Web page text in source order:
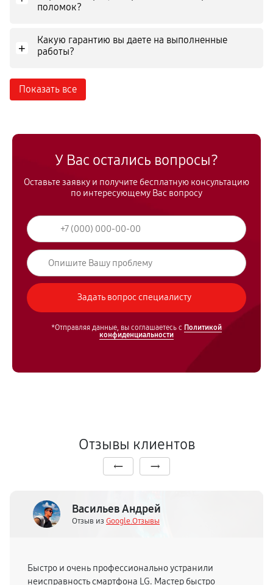
поломок?
+
Какую гарантию вы даете на выполненные
работы?
Показать все
У Вас остались вопросы?
Оставьте заявку и получите бесплатную консультацию
по интересующему Вас вопросу
*Отправляя данные, вы соглашаетесь с Политикой
конфиденциальности
Отзывы клиентов
Васильев Андрей
Отзыв из Google.Отзывы
Быстро и очень профессионально устранили
неисправность смартфона LG. Мастер быстро